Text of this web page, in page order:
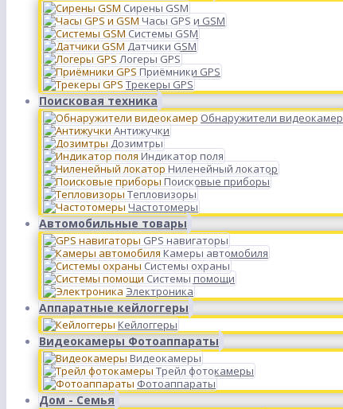
Сирены GSM
Часы GPS и GSM
Системы GSM
Датчики GSM
Логеры GPS
Приёмники GPS
Трекеры GPS
Поисковая техника
Обнаружители видеокамер
Антижучки
Дозимтры
Индикатор поля
Ниленейный локатор
Поисковые приборы
Тепловизоры
Частотомеры
Автомобильные товары
GPS навигаторы
Камеры автомобиля
Системы охраны
Системы помощи
Электроника
Аппаратные кейлоггеры
Кейлоггеры
Видеокамеры Фотоаппараты
Видеокамеры
Трейл фотокамеры
Фотоаппараты
Дом - Семья